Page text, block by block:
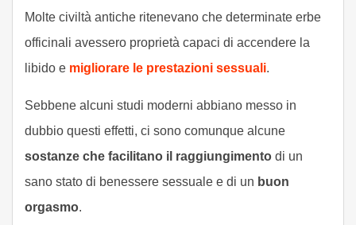
Molte civiltà antiche ritenevano che determinate erbe
officinali avessero proprietà capaci di accendere la
libido e migliorare le prestazioni sessuali.
Sebbene alcuni studi moderni abbiano messo in
dubbio questi effetti, ci sono comunque alcune
sostanze che facilitano il raggiungimento di un
sano stato di benessere sessuale e di un buon
orgasmo.